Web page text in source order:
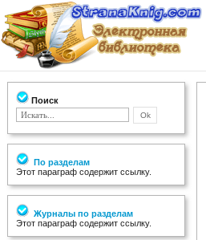
Поиск
По разделам
Этот параграф содержит ссылку.
Журналы по разделам
Этот параграф содержит ссылку.